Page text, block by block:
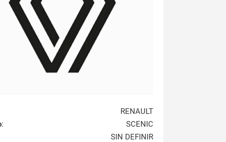
RENAULT
:
SCENIC
SIN DEFINIR